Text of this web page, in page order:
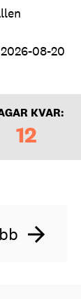
08-20
KVAR:
12